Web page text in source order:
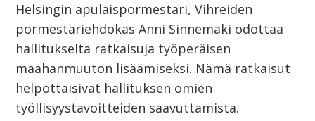
Helsingin apulaispormestari, Vihreiden
pormestariehdokas Anni Sinnemäki odottaa
hallitukselta ratkaisuja työperäisen
maahanmuuton lisäämiseksi. Nämä ratkaisut
helpottaisivat hallituksen omien
työllisyystavoitteiden saavuttamista.